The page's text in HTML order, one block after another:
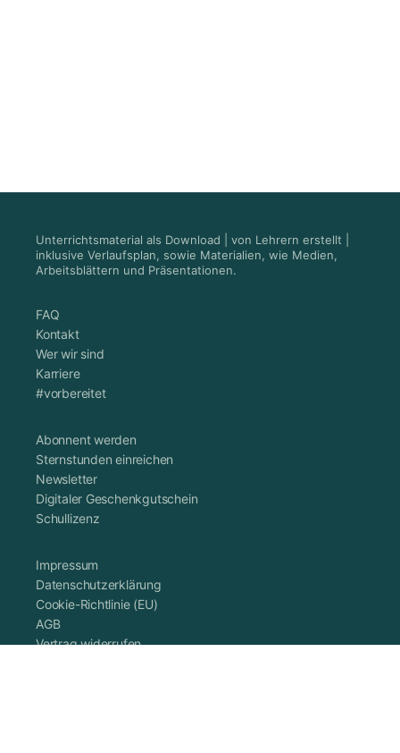
Unterrichtsmaterial als Download | von Lehrern erstellt |
inklusive Verlaufsplan, sowie Materialien, wie Medien,
Arbeitsblättern und Präsentationen.
FAQ
Kontakt
Wer wir sind
Karriere
#vorbereitet
Abonnent werden
Sternstunden einreichen
Newsletter
Digitaler Geschenkgutschein
Schullizenz
Impressum
Datenschutzerklärung
Cookie-Richtlinie (EU)
AGB
Vertrag widerrufen